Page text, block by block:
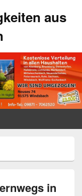
aus
in